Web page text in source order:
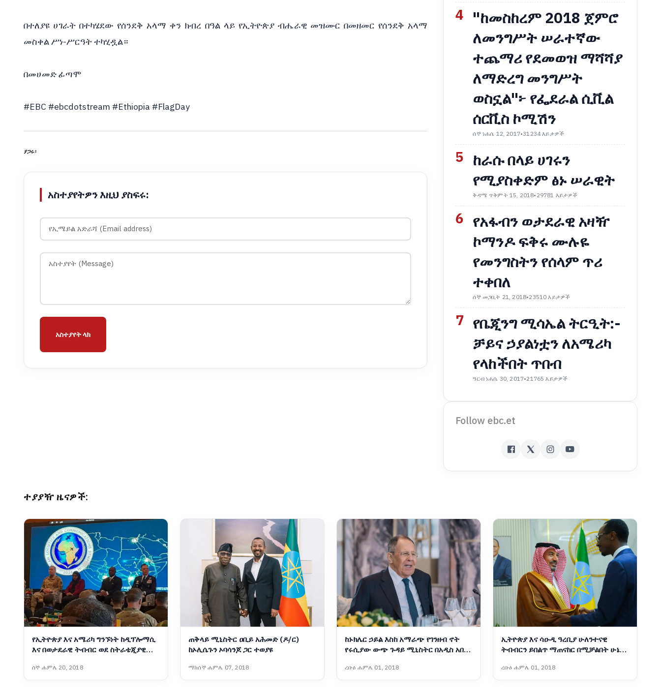
በተለያዩ ሀገራት በተካሄደው የሰንደቅ አላማ ቀን ክብረ በዓል ላይ የኢትዮጵያ ብሔራዊ መዝሙር በመዘመር የሰንደቅ አላማ
መስቀል ሥነ-ሥርዓት ተካሂዷል።
በመሀመድ ፊጣሞ
#EBC #ebcdotstream #Ethiopia #FlagDay
ያጋሩ፡
አስተያየትዎን እዚህ ያስፍሩ:
አስተያየት ላክ
4 "ከመስከረም 2018 ጀምሮ
ለመንግሥት ሠራተኛው
ተጨማሪ የደመወዝ ማሻሻያ
ለማድረግ መንግሥት
ወስኗል"፦ የፌደራል ሲቪል
ሰርቪስ ኮሚሽን
ሰኞ ነሐሴ 12, 2017•31234 እይታዎች
5 ከራሱ በላይ ሀገሩን
የሚያስቀድም ፅኑ ሠራዊት
ቅዳሜ ጥቅምት 15, 2018•29781 እይታዎች
6 የአፋብን ወታደራዊ አዛዥ
ኮማንዶ ፍቅሩ ሙሉዬ
የመንግስትን የሰላም ጥሪ
ተቀበለ
ሰኞ መጋቢት 21, 2018•23510 እይታዎች
7 የቤጂንግ ሚሳኤል ትርዒት:-
ቻይና ኃያልነቷን ለአሜሪካ
የላከችበት ጥበብ
ዓርብ ነሐሴ 30, 2017•21765 እይታዎች
Follow ebc.et
ተያያዥ ዜናዎች:
የኢትዮጵያ እና አሜሪካ ግንኙነት ከዲፕሎማሲ
እና በወታደራዊ ትብብር ወደ ስትራቴጂያዊ
ማሲንጋ
ሰኞ ሐምሌ 20, 2018
ጠቅላይ ሚኒስትር ዐቢይ አሕመድ (ዶ/ር)
ከኦሊሴጉን ኦባሳንጆ ጋር ተወያዩ
ማክሰኞ ሐምሌ 07, 2018
ከኑክሌር ኃይል እስከ አማራጭ የገንዘብ ኖት
የሩሲያው ውጭ ጉዳይ ሚኒስትር በአዲስ አበባ
ረቡዕ ሐምሌ 01, 2018
ኢትዮጵያ እና ሳዑዲ ዓረቢያ ሁለንተናዊ
ትብብርን ይበልጥ ማጠናከር በሚቻልበት ሁኔታ
ረቡዕ ሐምሌ 01, 2018